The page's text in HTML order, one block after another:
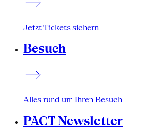
Jetzt Tickets sichern
Besuch
Alles rund um Ihren Besuch
PACT Newsletter